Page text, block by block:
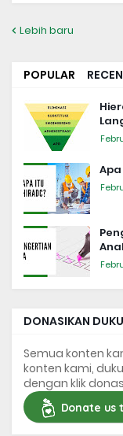
Lebih baru
POPULAR
Apa
DONASIKAN
Semua konten
konten kami,
dengan klik
Donate us